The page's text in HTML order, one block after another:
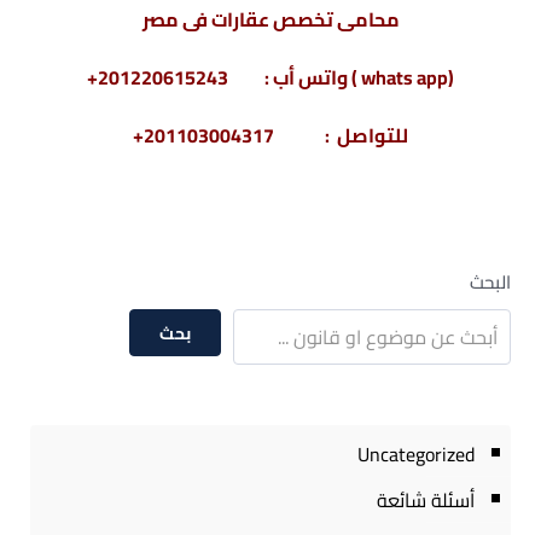
محامى تخصص عقارات فى مصر
(whats app ) واتس أب : 201220615243+
للتواصل : 201103004317+
البحث
بحث
Uncategorized
أسئلة شائعة